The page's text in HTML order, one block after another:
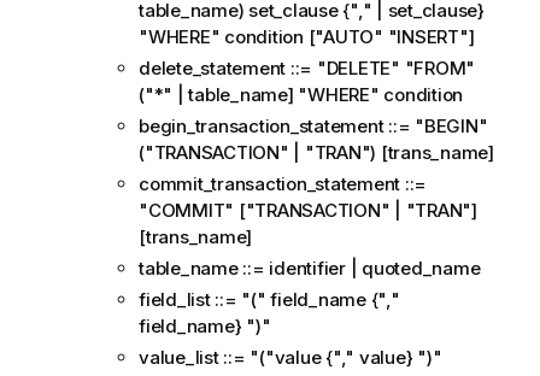
table_name) set_clause {"," | set_clause}
"WHERE" condition ["AUTO" "INSERT"]
delete_statement ::= "DELETE" "FROM"
("*" | table_name] "WHERE" condition
begin_transaction_statement ::= "BEGIN"
("TRANSACTION" | "TRAN") [trans_name]
commit_transaction_statement ::=
"COMMIT" ["TRANSACTION" | "TRAN"]
[trans_name]
table_name ::= identifier | quoted_name
field_list ::= "(" field_name {","
field_name} ")"
value_list ::= "("value {"," value} ")"